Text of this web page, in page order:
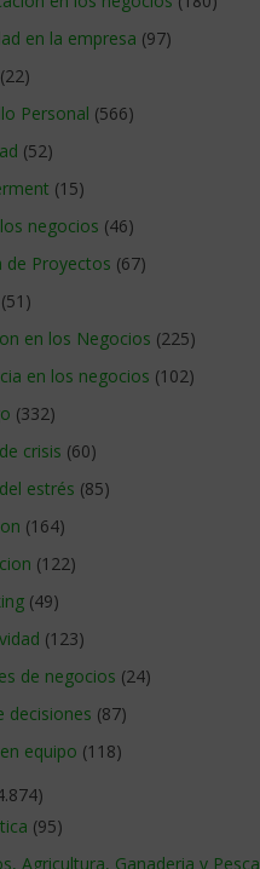
en la empresa (97)
Personal (566)
(52)
(15)
negocios (46)
de Proyectos (67)
(51)
en los Negocios (225)
en los negocios (102)
(332)
crisis (60)
estrés (85)
(164)
(122)
(49)
(123)
de negocios (24)
decisiones (87)
equipo (118)
(95)
Agricultura, Ganaderia y Pesca